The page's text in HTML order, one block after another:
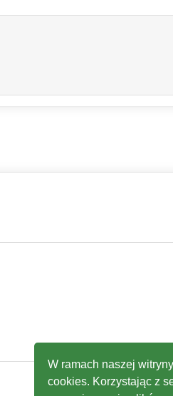
W ramach naszej
cookies. Korzystając z